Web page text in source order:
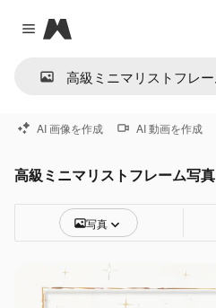
Close menu
Magnific
AI 画像を作成 AI 動画を作成
高級ミニマリストフレーム写真
写真